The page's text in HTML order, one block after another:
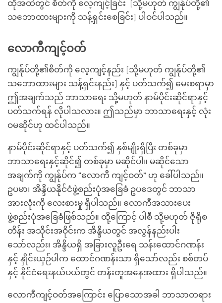
ထိုအထဲတွင် စိတ်ကို လေ့ကျင့်ခြင်း [သို့မဟုတ် ကျွန်ုပ်တို့၏
သဘောထားများကို သန့်ရှင်းစေခြင်း] ပါဝင်ပါသည်။
လောကီကျင့်ဝတ်
ကျွန်ုပ်တို့၏စိတ်ကို လေ့ကျင့်နည်း [သို့မဟုတ် ကျွန်ုပ်တို့၏
သဘောထားများ သန့်ရှင်းနည်း] နှင့် ပတ်သက်၍ မေးစရာမှာ
ဤအချက်သည် ဘာသာရေး သို့မဟုတ် နာမ်ပိုင်းဆိုင်ရာနှင့်
ပတ်သက်ရန် လိုပါသလား။ ဤသည်မှာ ဘာသာရေးနှင့် လုံး
ဝမဆိုင်ဟု ထင်ပါသည်။
နာမ်ပိုင်းဆိုင်ရာနှင့် ပတ်သက်၍ နှစ်မျိုးရှိပြီး တစ်ခုမှာ
ဘာသာရေးနှင့်ဆိုင်၍ တစ်ခုမှာ မဆိုင်ပါ။ မဆိုင်သော
အချက်ကို ကျွန်ုပ်က “လောကီ ကျင့်ဝတ်” ဟု ခေါ်ပါသည်။
ဥပမာ၊ အိန္ဒိယနိုင်ငံဖွဲ့စည်းပုံအခြေခံ ဥပဒေတွင် ဘာသာ
အားလုံးကို လေးစားမှု ရှိပါသည်။ လောကီအသားပေး
ဖွဲ့စည်းပုံအခြေခံဖြစ်သည်။ ထို့ကြောင့် ပါစီ သို့မဟုတ် ဇိုရိုစ
တိန်း အသိုင်းအဝိုင်းက အိန္ဒိယတွင် အလွန်နည်းပါး
သော်လည်း၊ အိန္ဒိယရှိ အခြားလူဦးရေ သန်းထောင်ဂဏန်း
နှင့် နှိုင်းယှဉ်ပါက ထောင်ဂဏန်းသာ ရှိသော်လည်း စစ်တပ်
နှင့် နိုင်ငံရေးနယ်ပယ်တွင် တန်းတူအနေအထား ရှိပါသည်။
လောကီကျင့်ဝတ်အကြောင်း ပြောသောအခါ ဘာသာတရား